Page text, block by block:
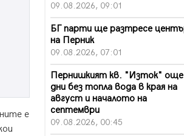
е
09.08.2026, 09:01
БГ парти ще разтресе
на Перник
09.08.2026, 07:01
Пернишкият кв. "Изток"
дни без топла вода в края на
август и началото на
септември
09.08.2026, 00:45